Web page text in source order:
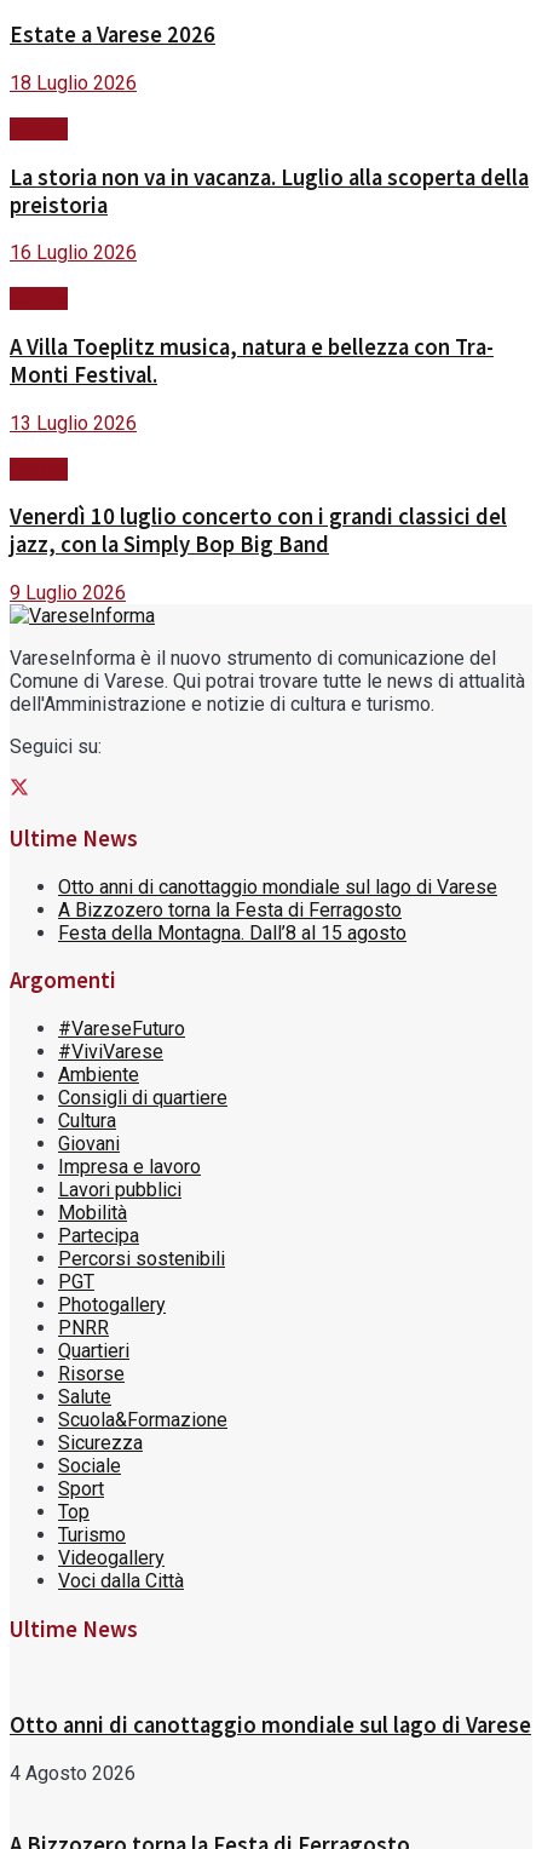
Estate a Varese 2026
18 Luglio 2026
La storia non va in vacanza. Luglio alla scoperta della
preistoria
16 Luglio 2026
A Villa Toeplitz musica, natura e bellezza con Tra-
Monti Festival.
13 Luglio 2026
Venerdì 10 luglio concerto con i grandi classici del
jazz, con la Simply Bop Big Band
9 Luglio 2026
VareseInforma è il nuovo strumento di comunicazione del
Comune di Varese. Qui potrai trovare tutte le news di attualità
dell'Amministrazione e notizie di cultura e turismo.
Seguici su:
Ultime News
Otto anni di canottaggio mondiale sul lago di Varese
A Bizzozero torna la Festa di Ferragosto
Festa della Montagna. Dall’8 al 15 agosto
Argomenti
#VareseFuturo
#ViviVarese
Ambiente
Consigli di quartiere
Cultura
Giovani
Impresa e lavoro
Lavori pubblici
Mobilità
Partecipa
Percorsi sostenibili
PGT
Photogallery
PNRR
Quartieri
Risorse
Salute
Scuola&Formazione
Sicurezza
Sociale
Sport
Top
Turismo
Videogallery
Voci dalla Città
Ultime News
Otto anni di canottaggio mondiale sul lago di Varese
4 Agosto 2026